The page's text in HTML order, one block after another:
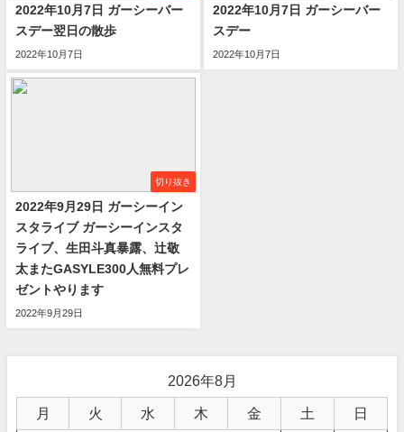
2022年10月7日 ガーシーバー
スデー翌日の散歩
2022年10月7日
2022年10月7日 ガーシーバー
スデー
2022年10月7日
切り抜き
2022年9月29日 ガーシーイン
スタライブ ガーシーインスタ
ライブ、生田斗真暴露、辻敬
太またGASYLE300人無料プレ
ゼントやります
2022年9月29日
2026年8月
月 火 水 木 金 土 日